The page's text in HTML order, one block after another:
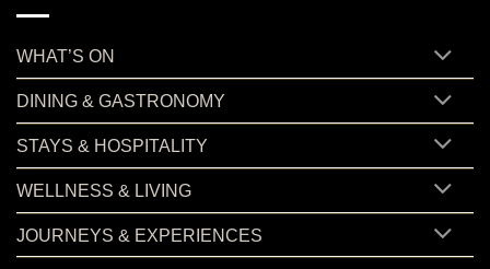
WHAT’S ON
DINING & GASTRONOMY
STAYS & HOSPITALITY
WELLNESS & LIVING
JOURNEYS & EXPERIENCES